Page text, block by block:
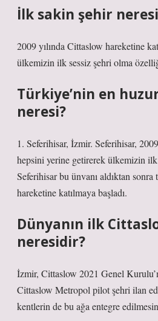
İlk sakin şehir
2009 yılında Cittaslow hareketine
ülkemizin ilk sessiz şehri olma
Türkiye’nin en
neresi?
1. Seferihisar, İzmir. Seferihisar,
hepsini yerine getirerek ülkemizin
Seferihisar bu ünvanı aldıktan
hareketine katılmaya başladı.
Dünyanın ilk
neresidir?
İzmir, Cittaslow 2021 Genel
Cittaslow Metropol pilot şehri ilan
kentlerin de bu ağa entegre